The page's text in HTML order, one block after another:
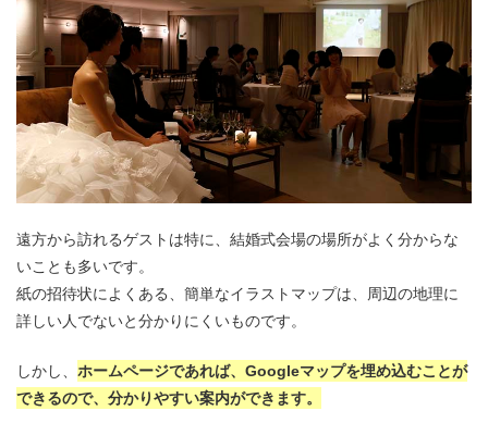
遠方から訪れるゲストは特に、結婚式会場の場所がよく分からな
いことも多いです。
紙の招待状によくある、簡単なイラストマップは、周辺の地理に
詳しい人でないと分かりにくいものです。
しかし、 ホームページであれば、Googleマップを埋め込むことが
できるので、分かりやすい案内ができます。